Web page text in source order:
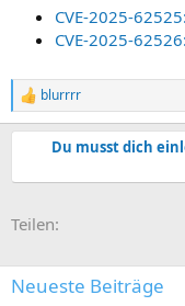
CVE-2025-
CVE-2025-
R
e
a
i
n
:
blurrrr
Du musst dich
Teilen:
Neueste Beiträge